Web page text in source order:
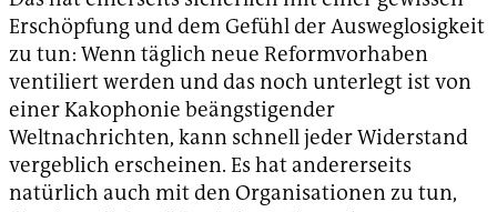
Erschöpfung und dem Gefühl der Ausweglosigkeit
zu tun: Wenn täglich neue Reformvorhaben
ventiliert werden und das noch unterlegt ist von
einer Kakophonie beängstigender
Weltnachrichten, kann schnell jeder Widerstand
vergeblich erscheinen. Es hat andererseits
natürlich auch mit den Organisationen zu tun,